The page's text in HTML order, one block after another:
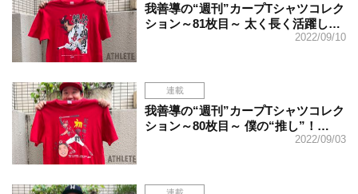
我善導の“週刊”カープTシャツコレク
ション～81枚目～ 太く長く活躍し…
2022/09/10
連載
我善導の“週刊”カープTシャツコレク
ション～80枚目～ 僕の“推し”！…
2022/09/03
連載